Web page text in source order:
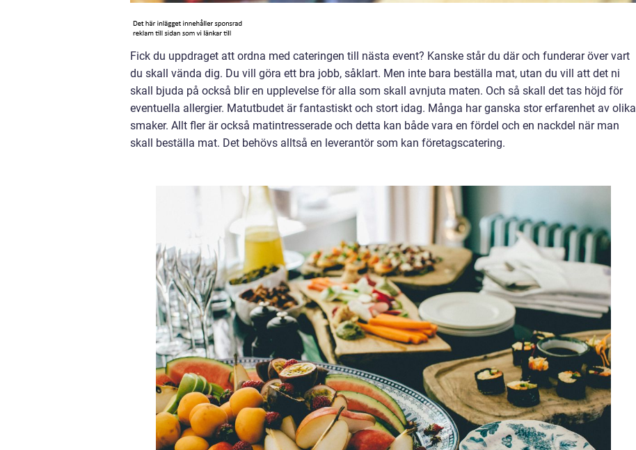
Fick du uppdraget att ordna med cateringen till nästa event? Kanske står du där och funderar över vart
du skall vända dig. Du vill göra ett bra jobb, såklart. Men inte bara beställa mat, utan du vill att det ni
skall bjuda på också blir en upplevelse för alla som skall avnjuta maten. Och så skall det tas höjd för
eventuella allergier. Matutbudet är fantastiskt och stort idag. Många har ganska stor erfarenhet av olika
smaker. Allt fler är också matintresserade och detta kan både vara en fördel och en nackdel när man
skall beställa mat. Det behövs alltså en leverantör som kan företagscatering.